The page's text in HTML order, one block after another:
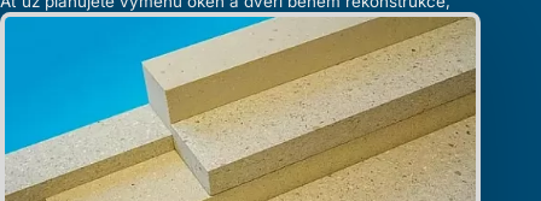
nebo stavíte nový dům, pravděpodobně nechcete protopit víc,
než je nutné. Aby nedocházelo ke zbytečným tepelným
ztrátám, je třeba pečlivě přerušit všechny vzniklé tepelné
mosty. Tento úkol hravě zvládnete pomocí purenitu. Co je
purenit? Purenit je produkt z tvrdé polyuretanové pěny
vyráběný z polyuretanového recyklátu z vlastní produkce a …